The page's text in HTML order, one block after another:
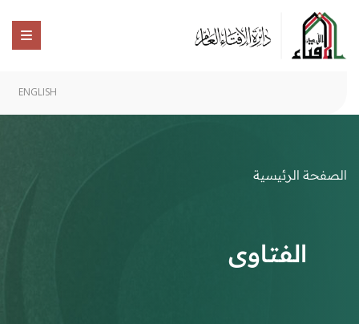
ENGLISH
الصفحة الرئيسية
الفتاوى